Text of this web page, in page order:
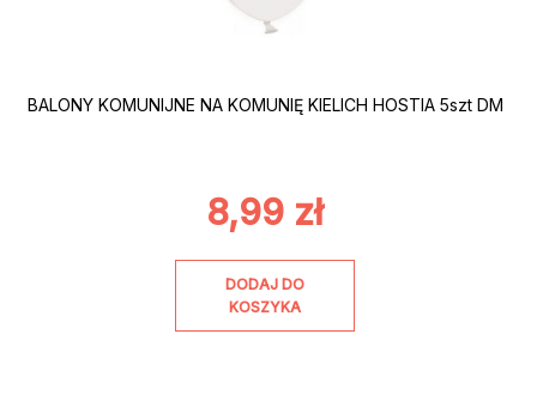
BALONY KOMUNIJNE NA KOMUNIĘ KIELICH HOSTIA 5szt DM
8,99 zł
DODAJ DO
KOSZYKA